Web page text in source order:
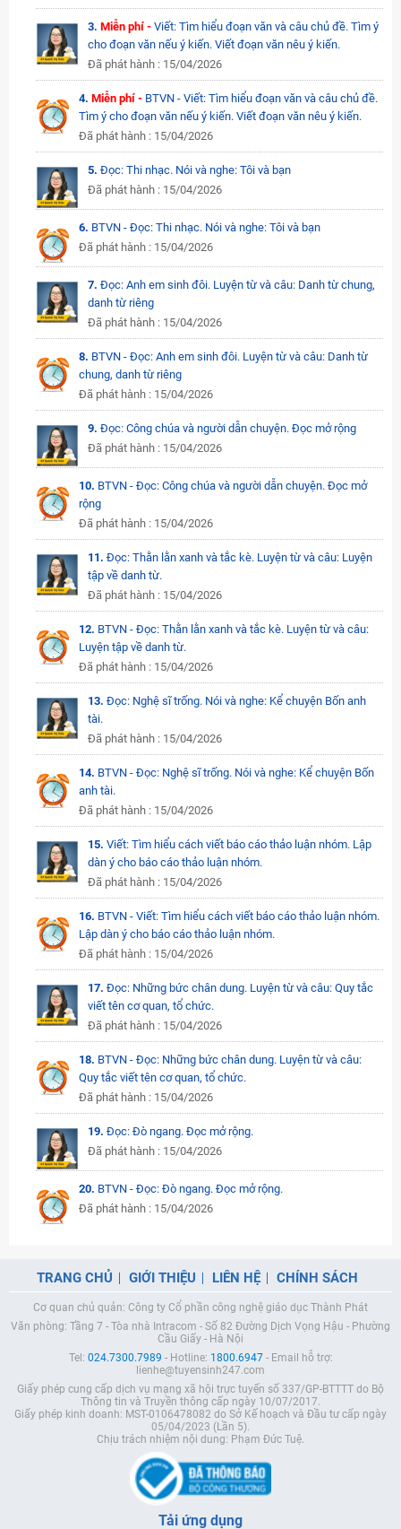
3. Miễn phí - Viết: Tìm hiểu đoạn văn và câu chủ đề. Tìm ý
cho đoạn văn nếu ý kiến. Viết đoạn văn nêu ý kiến.
Đã phát hành : 15/04/2026
4.Miễn phí - BTVN - Viết: Tìm hiểu đoạn văn và câu chủ đề.
Tìm ý cho đoạn văn nếu ý kiến. Viết đoạn văn nêu ý kiến.
Đã phát hành : 15/04/2026
5. Đọc: Thi nhạc. Nói và nghe: Tôi và bạn
Đã phát hành : 15/04/2026
6. BTVN - Đọc: Thi nhạc. Nói và nghe: Tôi và bạn
Đã phát hành : 15/04/2026
7. Đọc: Anh em sinh đôi. Luyện từ và câu: Danh từ chung,
danh từ riêng
Đã phát hành : 15/04/2026
8. BTVN - Đọc: Anh em sinh đôi. Luyện từ và câu: Danh từ
chung, danh từ riêng
Đã phát hành : 15/04/2026
9. Đọc: Công chúa và người dẫn chuyện. Đọc mở rộng
Đã phát hành : 15/04/2026
10. BTVN - Đọc: Công chúa và người dẫn chuyện. Đọc mở
rộng
Đã phát hành : 15/04/2026
11. Đọc: Thằn lằn xanh và tắc kè. Luyện từ và câu: Luyện
tập về danh từ.
Đã phát hành : 15/04/2026
12. BTVN - Đọc: Thằn lằn xanh và tắc kè. Luyện từ và câu:
Luyện tập về danh từ.
Đã phát hành : 15/04/2026
13. Đọc: Nghệ sĩ trống. Nói và nghe: Kể chuyện Bốn anh
tài.
Đã phát hành : 15/04/2026
14. BTVN - Đọc: Nghệ sĩ trống. Nói và nghe: Kể chuyện Bốn
anh tài.
Đã phát hành : 15/04/2026
15. Viết: Tìm hiểu cách viết báo cáo thảo luận nhóm. Lập
dàn ý cho báo cáo thảo luận nhóm.
Đã phát hành : 15/04/2026
16. BTVN - Viết: Tìm hiểu cách viết báo cáo thảo luận nhóm.
Lập dàn ý cho báo cáo thảo luận nhóm.
Đã phát hành : 15/04/2026
17. Đọc: Những bức chân dung. Luyện từ và câu: Quy tắc
viết tên cơ quan, tổ chức.
Đã phát hành : 15/04/2026
18. BTVN - Đọc: Những bức chân dung. Luyện từ và câu:
Quy tắc viết tên cơ quan, tổ chức.
Đã phát hành : 15/04/2026
19. Đọc: Đò ngang. Đọc mở rộng.
Đã phát hành : 15/04/2026
20. BTVN - Đọc: Đò ngang. Đọc mở rộng.
Đã phát hành : 15/04/2026
TRANG CHỦ GIỚI THIỆU LIÊN HỆ CHÍNH SÁCH
Cơ quan chủ quản: Công ty Cổ phần công nghệ giáo dục Thành Phát
Văn phòng: Tầng 7 - Tòa nhà Intracom - Số 82 Đường Dịch Vọng Hậu - Phường
Cầu Giấy - Hà Nội
Tel: 024.7300.7989 - Hotline: 1800.6947- Email hỗ trợ:
lienhe@tuyensinh247.com
Giấy phép cung cấp dịch vụ mạng xã hội trực tuyến số 337/GP-BTTTT do Bộ
Thông tin và Truyền thông cấp ngày 10/07/2017.
Giấy phép kinh doanh: MST-0106478082 do Sở Kế hoạch và Đầu tư cấp ngày
05/04/2023 (Lần 5).
Chịu trách nhiệm nội dung: Phạm Đức Tuệ.
Tải ứng dụng